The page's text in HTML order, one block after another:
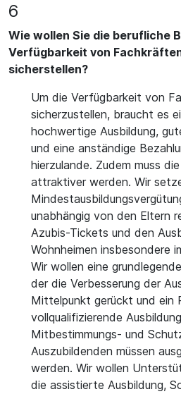
6
Wie wollen Sie die berufliche
Verfügbarkeit von
sicherstellen?
Um die Verfügbarkeit von
sicherzustellen, braucht es
hochwertige Ausbildung,
und eine anständige
hierzulande. Zudem muss
attraktiver werden. Wir
unabhängig von den Eltern
Azubis-Tickets und den
Wohnheimen insbesondere
Wir wollen eine
der die Verbesserung der
Mittelpunkt gerückt und ein
vollqualifizierende
Mitbestimmungs- und
Auszubildenden müssen
werden. Wir wollen
die assistierte Ausbildung,